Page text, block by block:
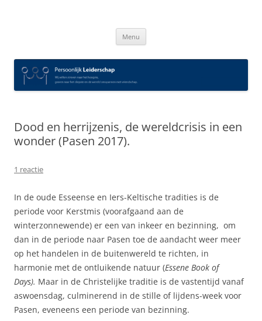
Menu
Dood en herrijzenis, de wereldcrisis in een
wonder (Pasen 2017).
1 reactie
In de oude Esseense en Iers-Keltische tradities is de
periode voor Kerstmis (voorafgaand aan de
winterzonnewende) er een van inkeer en bezinning, om
dan in de periode naar Pasen toe de aandacht weer meer
op het handelen in de buitenwereld te richten, in
harmonie met de ontluikende natuur (Essene Book of
Days). Maar in de Christelijke traditie is de vastentijd vanaf
aswoensdag, culminerend in de stille of lijdens-week voor
Pasen, eveneens een periode van bezinning.